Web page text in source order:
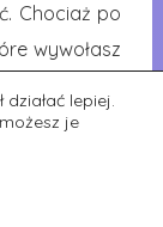
Chociaż po
wywołasz
nie
lepiej.
je